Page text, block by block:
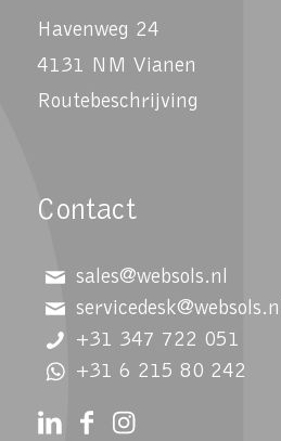
Havenweg 24
4131 NM Vianen
Routebeschrijving
Contact
sales@websols.nl
servicedesk@websols.nl
+31 347 722 051
+31 6 215 80 242